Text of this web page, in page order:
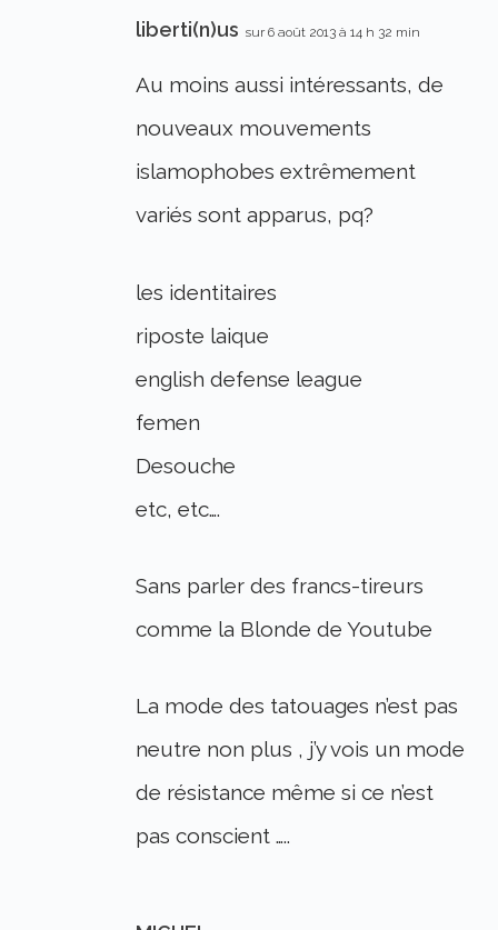
liberti(n)us sur 6 août 2013 à 14 h 32 min
Au moins aussi intéressants, de
nouveaux mouvements
islamophobes extrêmement
variés sont apparus, pq?
les identitaires
riposte laique
english defense league
femen
Desouche
etc, etc….
Sans parler des francs-tireurs
comme la Blonde de Youtube
La mode des tatouages n’est pas
neutre non plus , j’y vois un mode
de résistance même si ce n’est
pas conscient …..